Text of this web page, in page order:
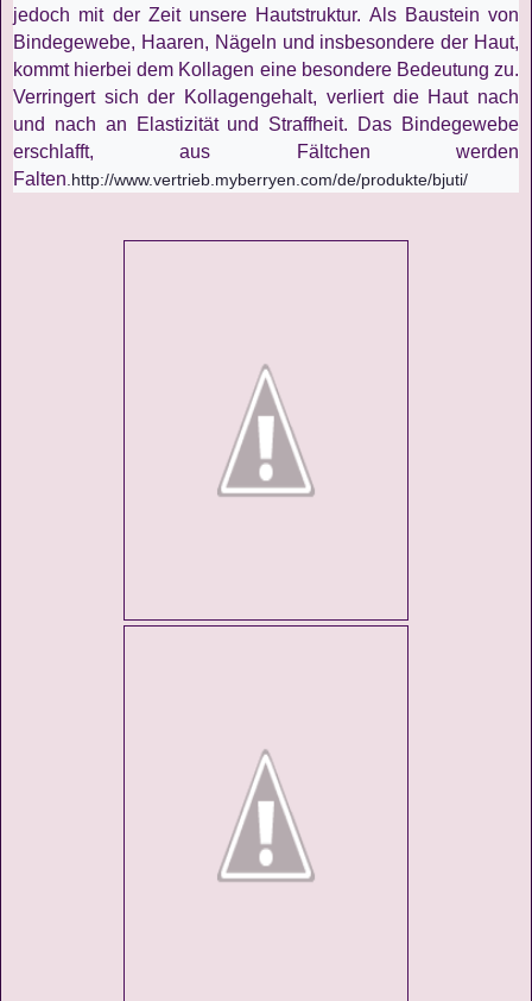
jedoch mit der Zeit unsere Hautstruktur. Als Baustein von
Bindegewebe, Haaren, Nägeln und insbesondere der Haut,
kommt hierbei dem Kollagen eine besondere Bedeutung zu.
Verringert sich der Kollagengehalt, verliert die Haut nach
und nach an Elastizität und Straffheit. Das Bindegewebe
erschlafft, aus Fältchen werden
Falten.http://www.vertrieb.myberryen.com/de/produkte/bjuti/